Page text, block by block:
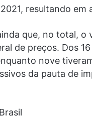
resultando
que, no total, o
de preços. Dos
nove
da pauta de